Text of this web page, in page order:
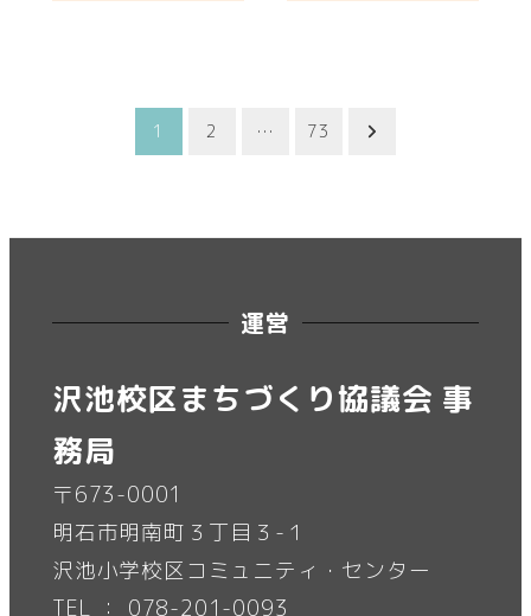
ペ
ー
ジ
送
り
1 2 … 73
運営
沢池校区まちづくり協議会 事
務局
〒673-0001
明石市明南町３丁目３-１
沢池小学校区コミュニティ・センター
TEL ： 078-201-0093